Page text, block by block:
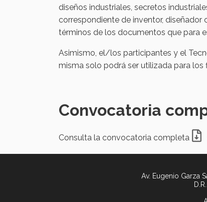
diseños industriales, secretos
correspondiente de inventor,
términos de los documentos que para
Asimismo, el/los participantes y el
misma solo podrá ser utilizada para
Convocatoria
Consulta la convocatoria completa
Av. Eugenio Garza